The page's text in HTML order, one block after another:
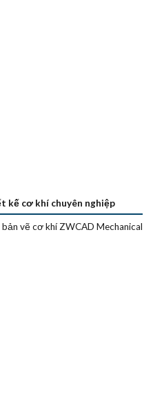
kế cơ khí chuyên nghiệp
vẽ cơ khí ZWCAD Mechanical